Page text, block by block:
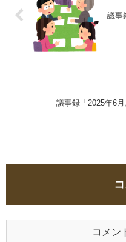
議事
議事録「2025年6月
コメン